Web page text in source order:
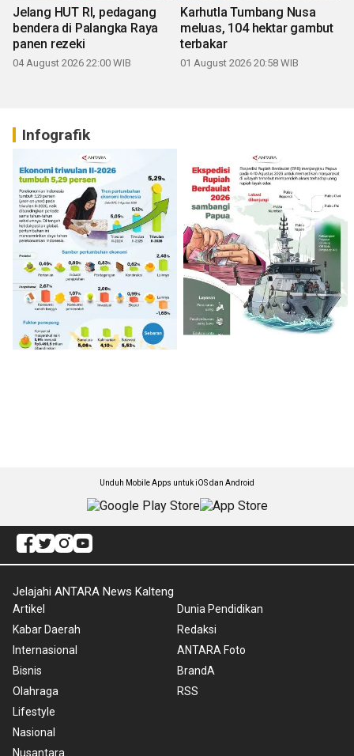
Jelang HUT RI, pedagang
bendera di Palangka Raya
panen rezeki
04 August 2026 22:00 WIB
Karhutla Tumbang Nusa
meluas, 104 hektar gambut
terbakar
01 August 2026 20:58 WIB
Infografik
Unduh Mobile Apps untuk iOS dan Android
Jelajahi ANTARA News Kalteng
Artikel
Kabar Daerah
Internasional
Bisnis
Olahraga
Lifestyle
Nasional
Nusantara
Dunia Pendidikan
Redaksi
ANTARA Foto
BrandA
RSS